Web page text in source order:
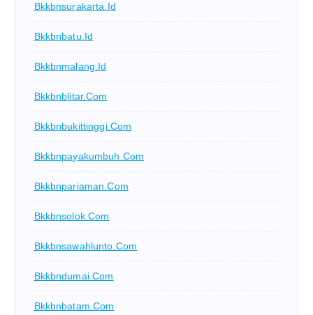
Bkkbnsurakarta.id
Bkkbnbatu.id
Bkkbnmalang.id
Bkkbnblitar.com
Bkkbnbukittinggi.com
Bkkbnpayakumbuh.com
Bkkbnpariaman.com
Bkkbnsolok.com
Bkkbnsawahlunto.com
Bkkbndumai.com
Bkkbnbatam.com